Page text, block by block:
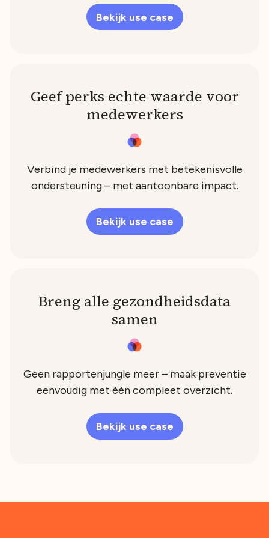
Bekijk use case
Geef perks echte waarde voor
medewerkers
Verbind je medewerkers met betekenisvolle
ondersteuning – met aantoonbare impact.
Bekijk use case
Breng alle gezondheidsdata
samen
Geen rapportenjungle meer – maak preventie
eenvoudig met één compleet overzicht.
Bekijk use case